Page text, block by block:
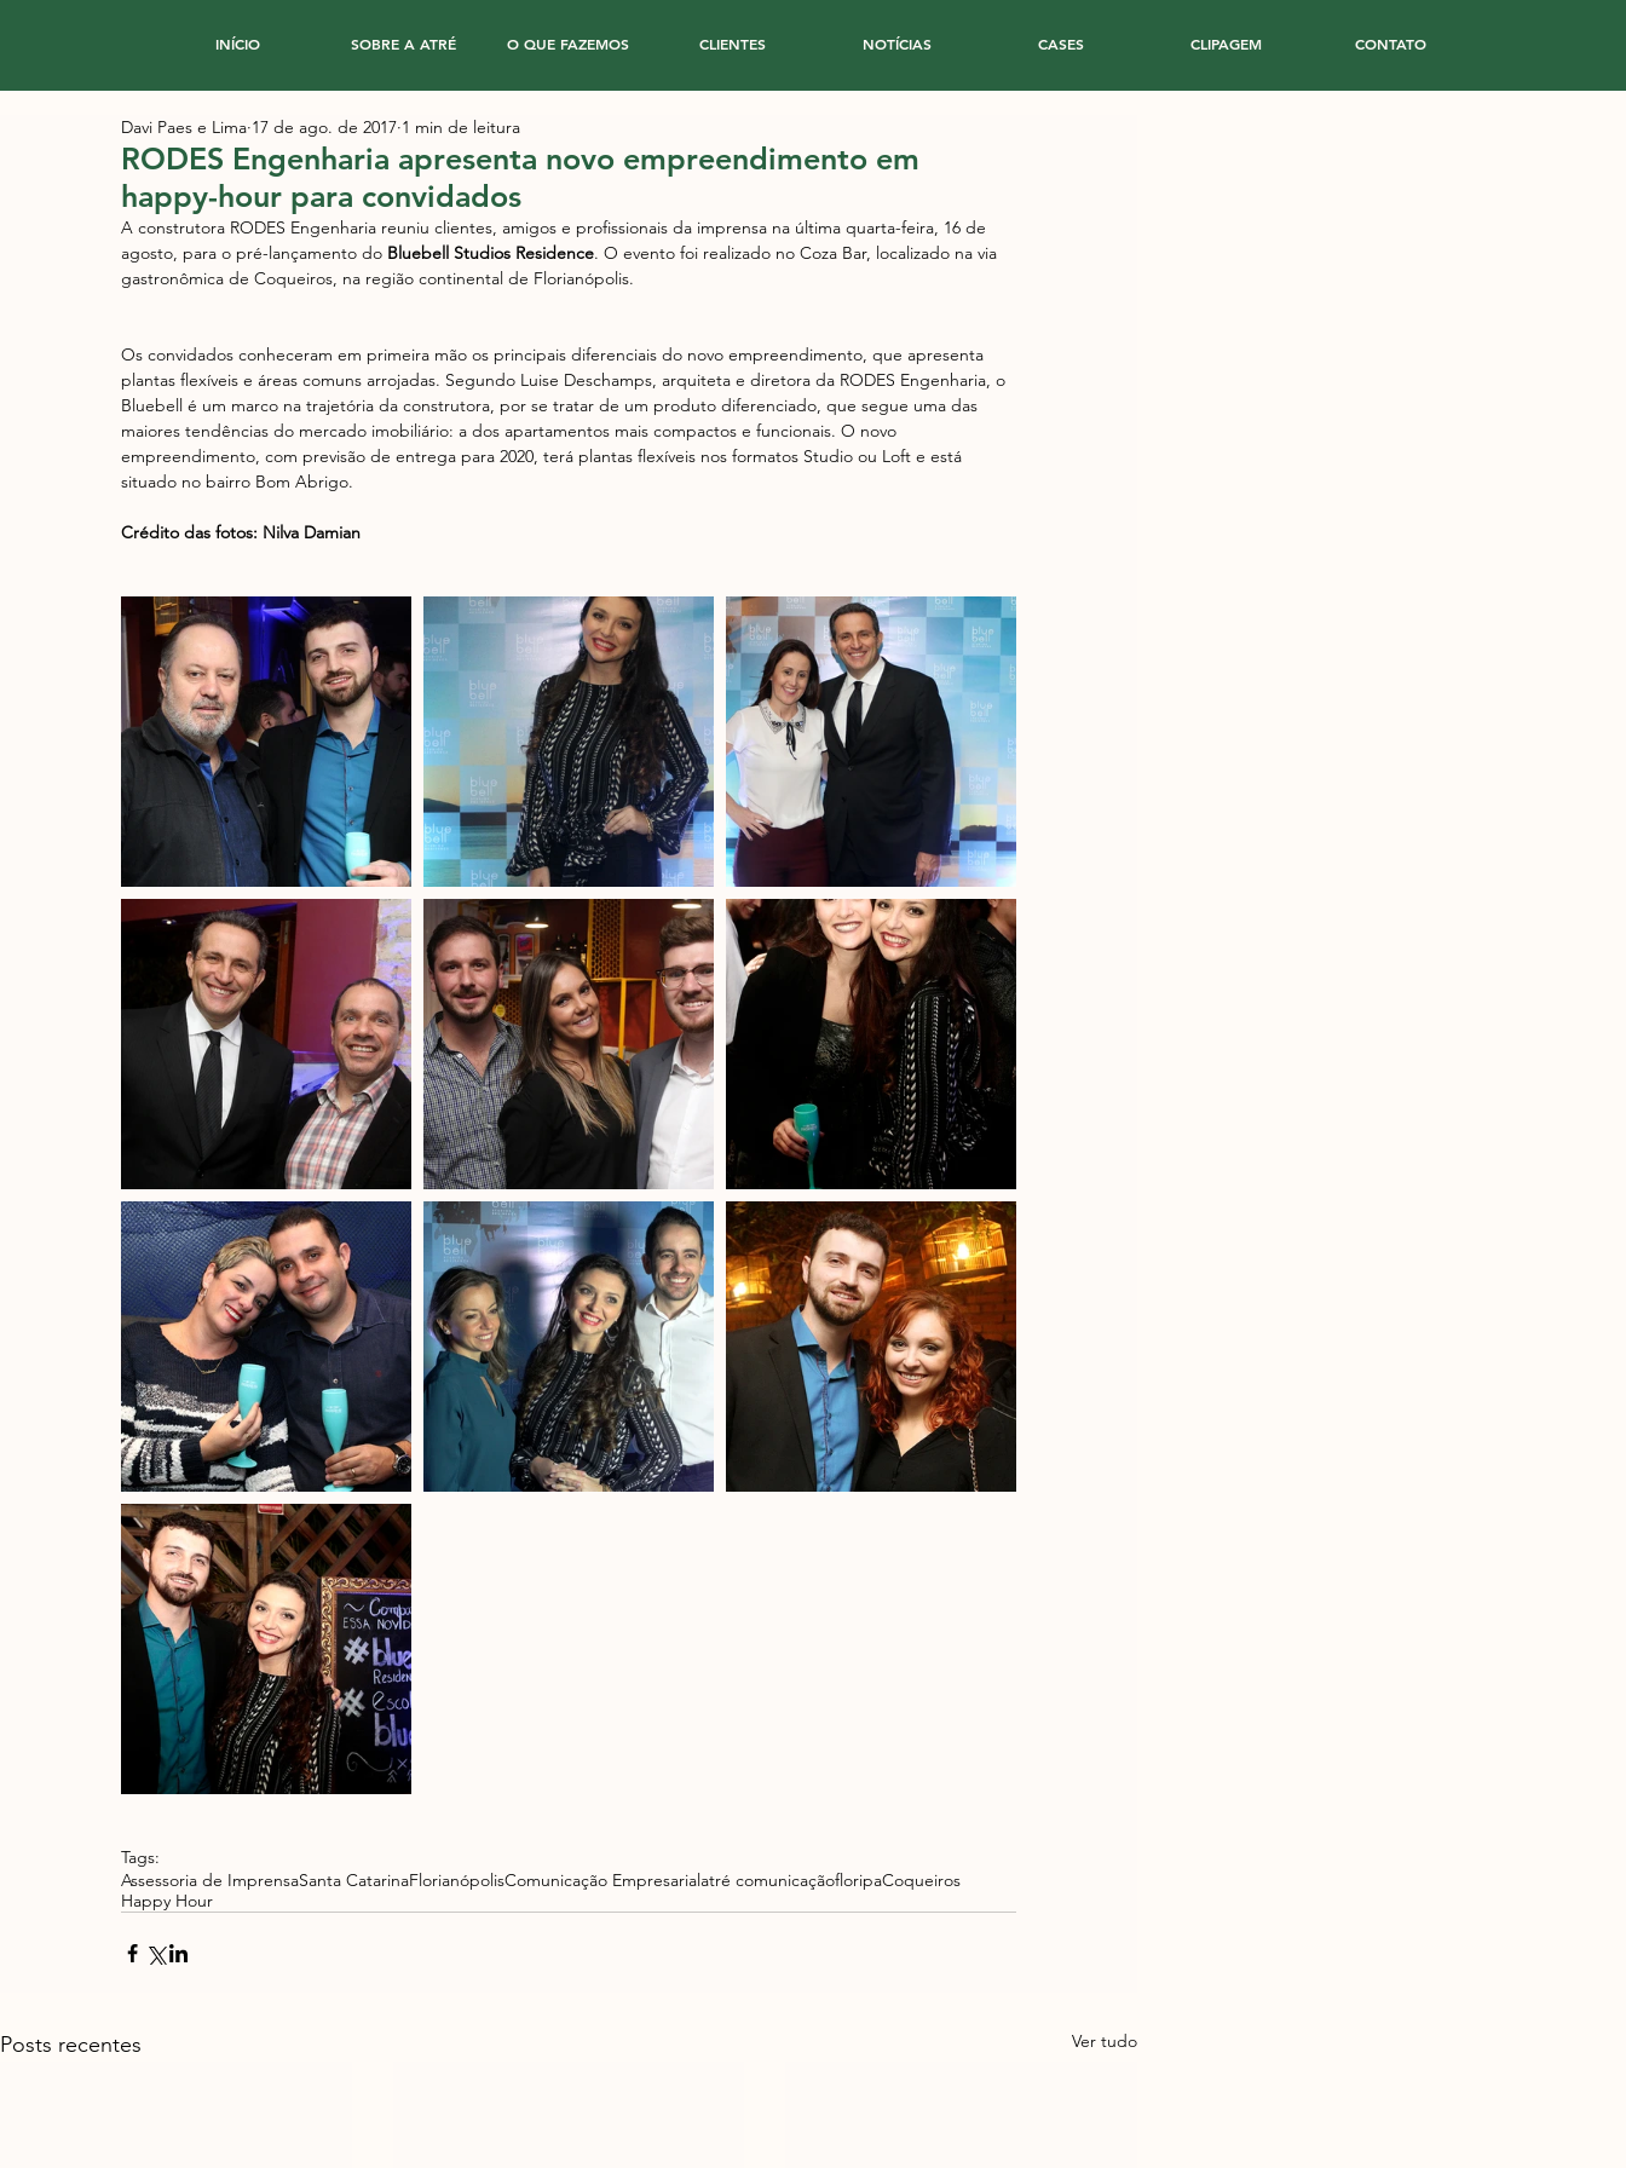
INÍCIO SOBRE A ATRÉ O QUE FAZEMOS CLIENTES NOTÍCIAS CASES CLIPAGEM CONTATO
RODES Engenharia apresenta novo empreendimento em
happy-hour para convidados
Davi Paes e Lima 17 de ago. de 2017 1 min de leitura
A construtora RODES Engenharia reuniu clientes, amigos e profissionais da imprensa na última quarta-feira, 16 de
agosto, para o pré-lançamento do Bluebell Studios Residence. O evento foi realizado no Coza Bar, localizado na via
gastronômica de Coqueiros, na região continental de Florianópolis.
Os convidados conheceram em primeira mão os principais diferenciais do novo empreendimento, que apresenta
plantas flexíveis e áreas comuns arrojadas. Segundo Luise Deschamps, arquiteta e diretora da RODES Engenharia, o
Bluebell é um marco na trajetória da construtora, por se tratar de um produto diferenciado, que segue uma das
maiores tendências do mercado imobiliário: a dos apartamentos mais compactos e funcionais. O novo
empreendimento, com previsão de entrega para 2020, terá plantas flexíveis nos formatos Studio ou Loft e está
situado no bairro Bom Abrigo.
Crédito das fotos: Nilva Damian
Tags:
Assessoria de ImprensaSanta CatarinaFlorianópolisComunicação Empresarialatré comunicaçãofloripaCoqueiros
Happy Hour
Posts recentes Ver tudo